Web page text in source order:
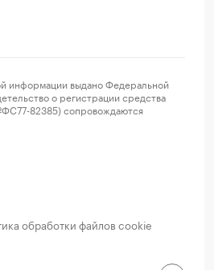
информации выдано Федеральной
о регистрации средства
82385) сопровождаются
обработки файлов cookie